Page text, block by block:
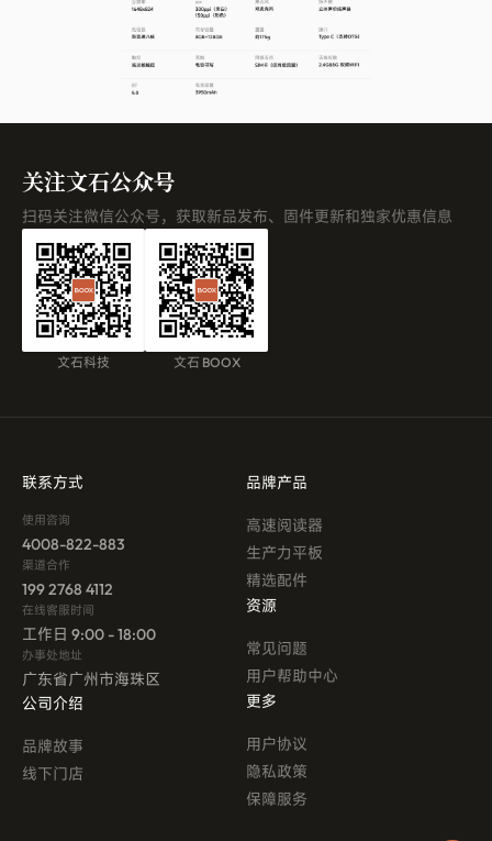
关注文石公众号
扫码关注微信公众号，获取新品发布、固件更新和独家优惠信息
文石科技 文石 BOOX
联系方式
使用咨询
4008-822-883
渠道合作
199 2768 4112
在线客服时间
工作日 9:00 - 18:00
办事处地址
广东省广州市海珠区
公司介绍
品牌故事
线下门店
品牌产品
高速阅读器
生产力平板
精选配件
资源
常见问题
用户帮助中心
更多
用户协议
隐私政策
保障服务